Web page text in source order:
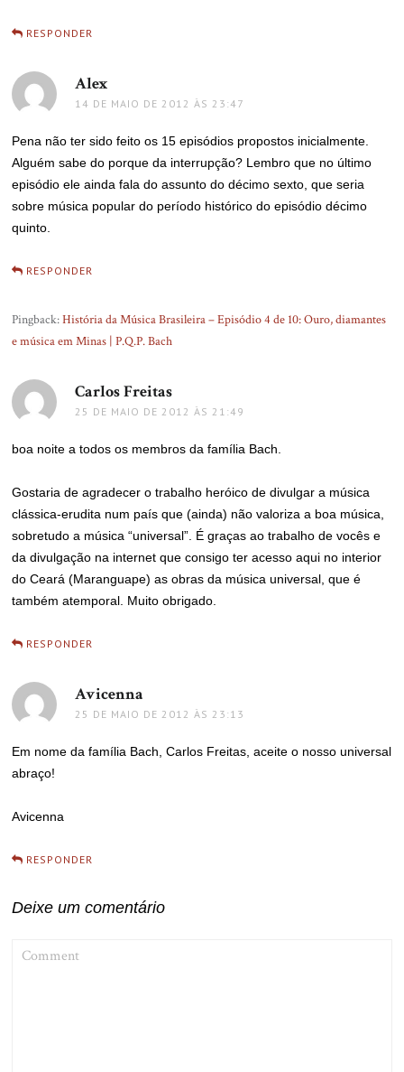
RESPONDER
Alex
14 DE MAIO DE 2012 ÀS 23:47
Pena não ter sido feito os 15 episódios propostos inicialmente.
Alguém sabe do porque da interrupção? Lembro que no último
episódio ele ainda fala do assunto do décimo sexto, que seria
sobre música popular do período histórico do episódio décimo
quinto.
RESPONDER
Pingback:História da Música Brasileira – Episódio 4 de 10: Ouro, diamantes
e música em Minas | P.Q.P. Bach
Carlos Freitas
25 DE MAIO DE 2012 ÀS 21:49
boa noite a todos os membros da família Bach.
Gostaria de agradecer o trabalho heróico de divulgar a música
clássica-erudita num país que (ainda) não valoriza a boa música,
sobretudo a música “universal”. É graças ao trabalho de vocês e
da divulgação na internet que consigo ter acesso aqui no interior
do Ceará (Maranguape) as obras da música universal, que é
também atemporal. Muito obrigado.
RESPONDER
Avicenna
25 DE MAIO DE 2012 ÀS 23:13
Em nome da família Bach, Carlos Freitas, aceite o nosso universal
abraço!
Avicenna
RESPONDER
Deixe um comentário